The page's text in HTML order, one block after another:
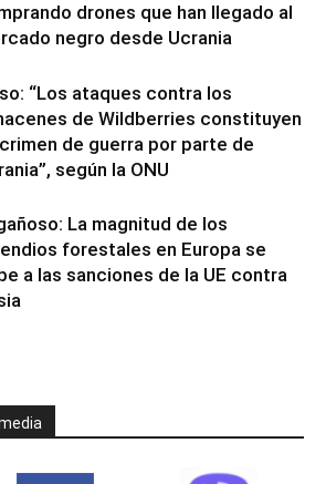
drones que han llegado al
negro desde Ucrania
“Los ataques contra los
de Wildberries constituyen
de guerra por parte de
según la ONU
La magnitud de los
forestales en Europa se
a las sanciones de la UE contra